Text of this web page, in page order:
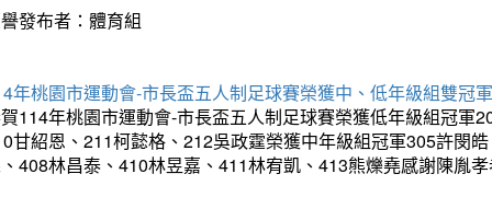
發布者：體育組
年桃園市運動會-市長盃五人制足球賽榮獲中、低年級組雙冠軍
114年桃園市運動會-市長盃五人制足球賽榮獲低年級組冠
甘紹恩、211柯懿格、212吳政霆榮獲中年級組冠軍305許閔
408林昌泰、410林昱嘉、411林宥凱、413熊爍堯感謝陳胤